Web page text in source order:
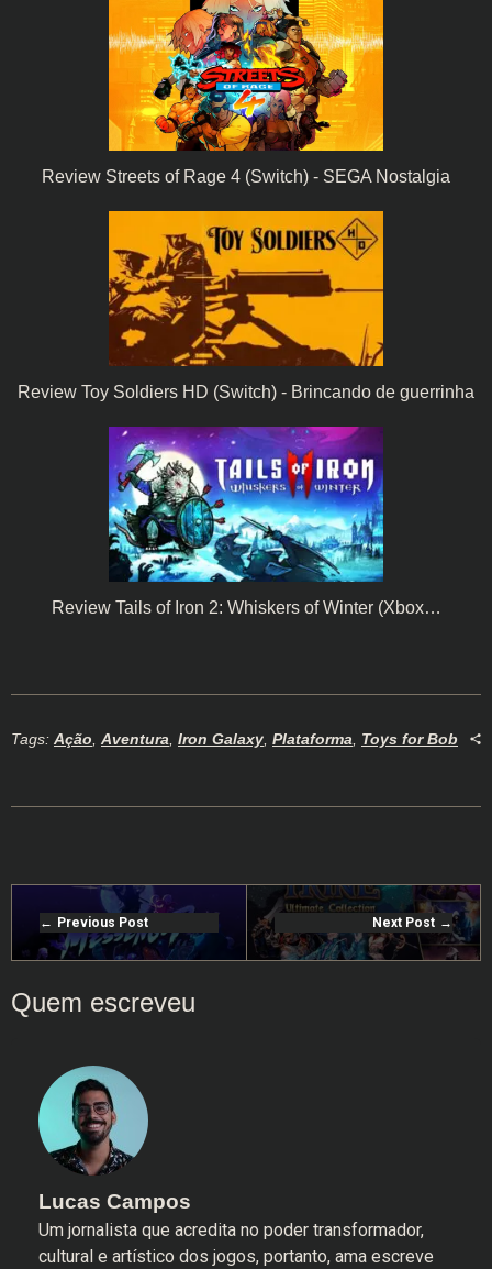
Review Streets of Rage 4 (Switch) - SEGA Nostalgia
Review Toy Soldiers HD (Switch) - Brincando de guerrinha
Review Tails of Iron 2: Whiskers of Winter (Xbox…
Tags: Ação Aventura Iron Galaxy Plataforma Toys for Bob
Previous Post Next Post
Lucas Campos
Um jornalista que acredita no poder transformador,
cultural e artístico dos jogos, portanto, ama escreve